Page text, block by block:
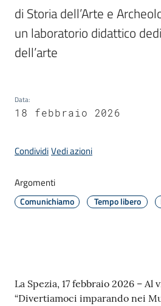
Amministrazione
Menu selezionato
Servizi
Vivere
Comune
r
di Storia dell’Arte e
un laboratorio didattico
dell’arte
Data:
18 febbraio 2026
CondividiVedi azioni
Argomenti
Comunichiamo Tempo libero
Contenuto
La Spezia, 17 febbraio 2026 – Al
“Divertiamoci imparando nei